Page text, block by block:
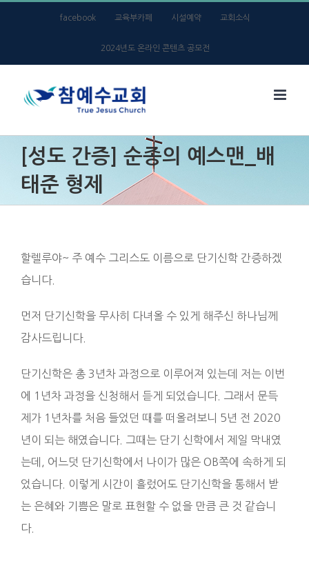
facebook 교육부카페 시설예약 교회소식
2024년도 온라인 콘텐츠 공모전
[성도 간증] 순종의 예스맨_배
태준 형제
할렐루야~ 주 예수 그리스도 이름으로 단기신학 간증하겠
습니다.
먼저 단기신학을 무사히 다녀올 수 있게 해주신 하나님께
감사드립니다.
단기신학은 총 3년차 과정으로 이루어져 있는데 저는 이번
에 1년차 과정을 신청해서 듣게 되었습니다. 그래서 문득
제가 1년차를 처음 들었던 때를 떠올려보니 5년 전 2020
년이 되는 해였습니다. 그때는 단기 신학에서 제일 막내였
는데, 어느덧 단기신학에서 나이가 많은 OB쪽에 속하게 되
었습니다. 이렇게 시간이 흘렀어도 단기신학을 통해서 받
는 은혜와 기쁨은 말로 표현할 수 없을 만큼 큰 것 같습니
다.